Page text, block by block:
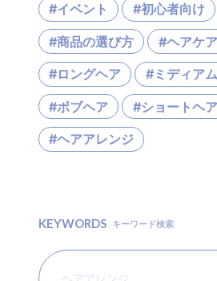
#イベント #初心者向け
#商品の選び方 #ヘアケア
#ロングヘア #ミディア
#ボブヘア #ショートヘア
#ヘアアレンジ
KEYWORDS キーワード検索